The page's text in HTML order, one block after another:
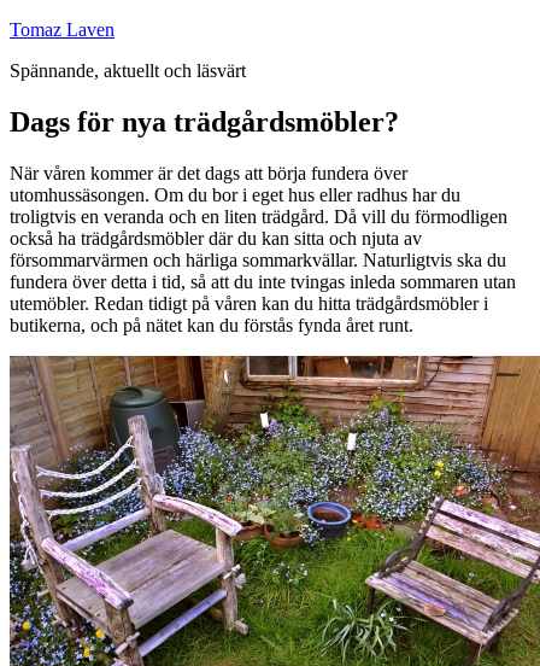
Hoppa
innehåll
Tomaz Laven
Spännande, aktuellt och läsvärt
Dags för nya trädgårdsmöbler?
När våren kommer är det dags att börja fundera över
utomhussäsongen. Om du bor i eget hus eller radhus har du
troligtvis en veranda och en liten trädgård. Då vill du förmodligen
också ha trädgårdsmöbler där du kan sitta och njuta av
försommarvärmen och härliga sommarkvällar. Naturligtvis ska du
fundera över detta i tid, så att du inte tvingas inleda sommaren utan
utemöbler. Redan tidigt på våren kan du hitta trädgårdsmöbler i
butikerna, och på nätet kan du förstås fynda året runt.